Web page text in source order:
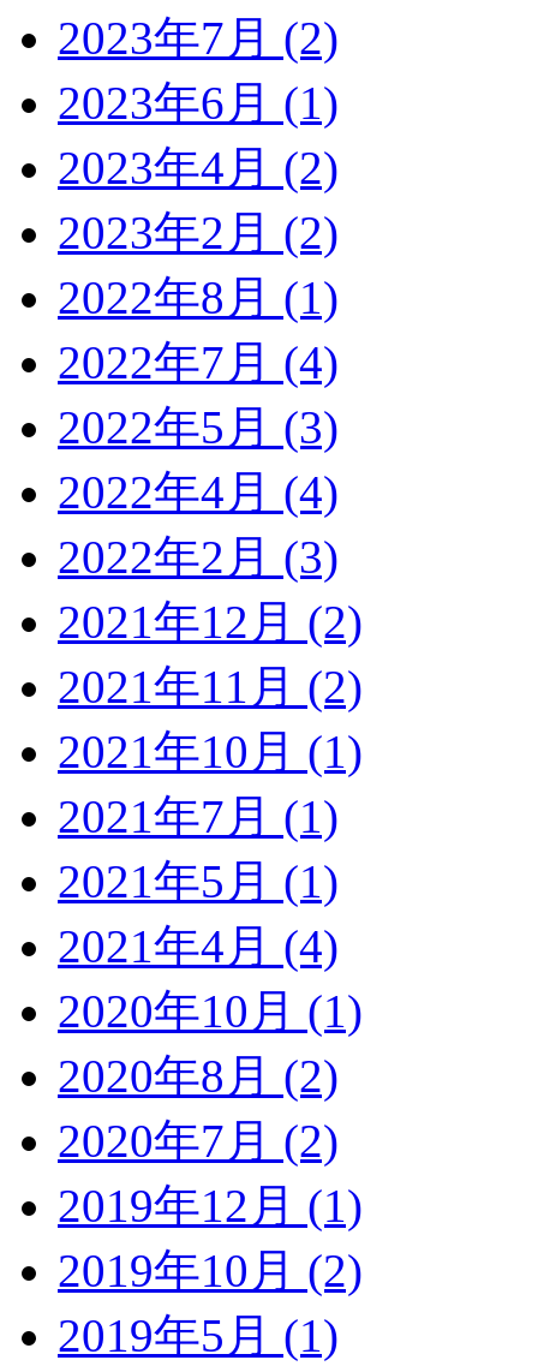
2023年7月 (2)
2023年6月 (1)
2023年4月 (2)
2023年2月 (2)
2022年8月 (1)
2022年7月 (4)
2022年5月 (3)
2022年4月 (4)
2022年2月 (3)
2021年12月 (2)
2021年11月 (2)
2021年10月 (1)
2021年7月 (1)
2021年5月 (1)
2021年4月 (4)
2020年10月 (1)
2020年8月 (2)
2020年7月 (2)
2019年12月 (1)
2019年10月 (2)
2019年5月 (1)